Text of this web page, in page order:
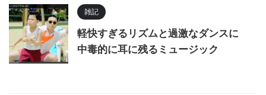
雑記
軽快すぎるリズムと過激なダンスに
中毒的に耳に残るミュージック